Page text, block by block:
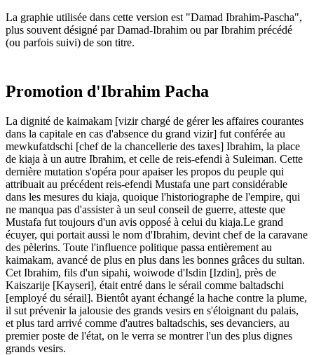
La graphie utilisée dans cette version est "Damad Ibrahim-Pascha",
plus souvent désigné par Damad-Ibrahim ou par Ibrahim précédé
(ou parfois suivi) de son titre.
Promotion d'Ibrahim Pacha
La dignité de kaimakam [vizir chargé de gérer les affaires courantes
dans la capitale en cas d'absence du grand vizir] fut conférée au
mewkufatdschi [chef de la chancellerie des taxes] Ibrahim, la place
de kiaja à un autre Ibrahim, et celle de reis-efendi à Suleiman. Cette
dernière mutation s'opéra pour apaiser les propos du peuple qui
attribuait au précédent reis-efendi Mustafa une part considérable
dans les mesures du kiaja, quoique l'historiographe de l'empire, qui
ne manqua pas d'assister à un seul conseil de guerre, atteste que
Mustafa fut toujours d'un avis opposé à celui du kiaja.Le grand
écuyer, qui portait aussi le nom d'Ibrahim, devint chef de la caravane
des pèlerins. Toute l'influence politique passa entièrement au
kaimakam, avancé de plus en plus dans les bonnes grâces du sultan.
Cet Ibrahim, fils d'un sipahi, woiwode d'Isdin [Izdin], près de
Kaiszarije [Kayseri], était entré dans le sérail comme baltadschi
[employé du sérail]. Bientôt ayant échangé la hache contre la plume,
il sut prévenir la jalousie des grands vesirs en s'éloignant du palais,
et plus tard arrivé comme d'autres baltadschis, ses devanciers, au
premier poste de l'état, on le verra se montrer l'un des plus dignes
grands vesirs.